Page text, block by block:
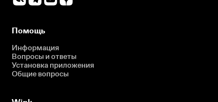
Помощь
Информация
Вопросы и ответы
Установка приложения
Общие вопросы